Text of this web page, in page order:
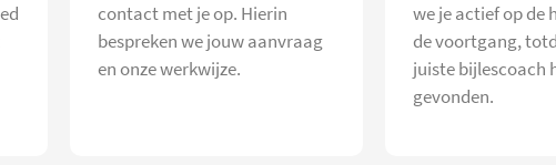
contact met je op. Hierin
bespreken we jouw aanvraag
en onze werkwijze.
we je actief op de
de voortgang,
juiste bijlescoach
gevonden.